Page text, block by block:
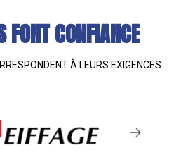
FONT CONFIANCE
À LEURS EXIGENCES